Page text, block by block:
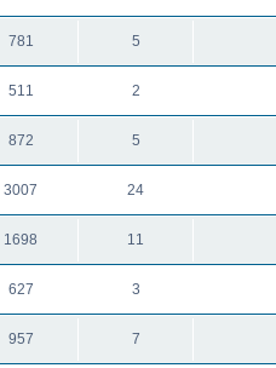
5
781
2
511
5
872
24
3007
11
1698
3
627
7
957